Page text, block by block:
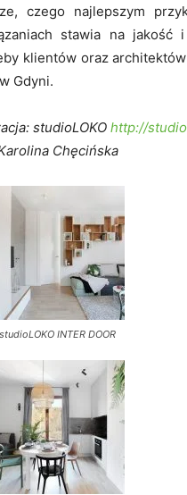
czego najlepszym
stawia na jakość
klientów oraz
Gdyni.
studioLOKO http://
Chęcińska
studioLOKO INTER DOOR